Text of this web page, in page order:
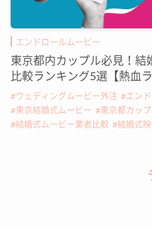
エンドロールムービー
東京都内カップル必見！結
比較ランキング5選【熱血
ウェディングムービー外注 エン
東京結婚式ムービー
東京都カッ
結婚式ムービー業者比較
結婚式